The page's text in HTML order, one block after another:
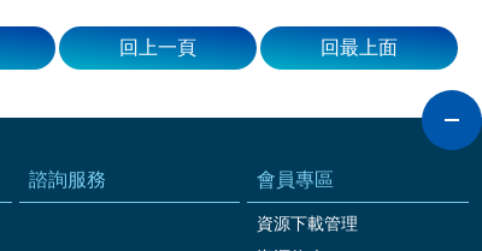
回上一頁 回最上面
諮詢服務 會員專區
資源下載管理